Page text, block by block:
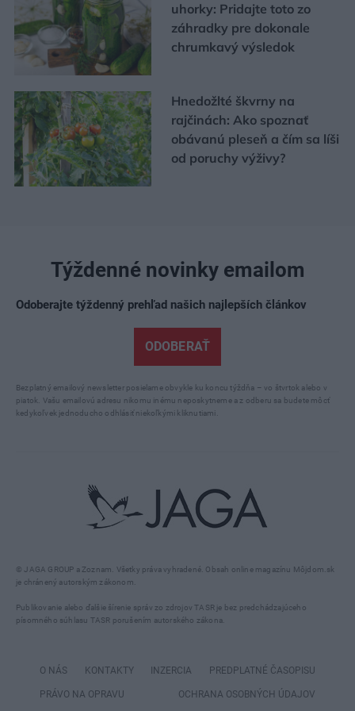
uhorky: Pridajte toto zo
záhradky pre dokonale
chrumkavý výsledok
Hnedožlté škvrny na
rajčinách: Ako spoznať
obávanú pleseň a čím sa líši
od poruchy výživy?
© JAGA GROUP a Zoznam. Všetky práva vyhradené. Obsah online magazínu Môjdom.sk
je chránený autorským zákonom.
Publikovanie alebo ďalšie šírenie správ zo zdrojov TASR je bez predchádzajúceho
písomného súhlasu TASR porušením autorského zákona.
Týždenné novinky emailom
Odoberajte týždenný prehľad našich najlepších článkov
ODOBERAŤ
Bezplatný emailový newsletter posielame obvykle ku koncu týždňa – vo štvrtok alebo v
piatok. Vašu emailovú adresu nikomu inému neposkytneme a z odberu sa budete môcť
kedykoľvek jednoducho odhlásiť niekoľkými kliknutiami.
O NÁS KONTAKTY INZERCIA PREDPLATNÉ ČASOPISU
PRÁVO NA OPRAVU OCHRANA OSOBNÝCH ÚDAJOV